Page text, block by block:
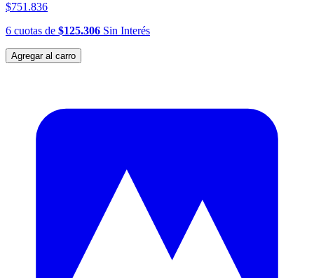
$751.836
6 cuotas de $125.306 Sin Interés
Agregar al carro